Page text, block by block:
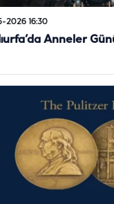
2026 16:30
Anneler